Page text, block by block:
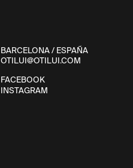
BARCELONA / ESPAÑA
OTILUI@OTILUI.COM
FACEBOOK
INSTAGRAM
INSTAGRAM